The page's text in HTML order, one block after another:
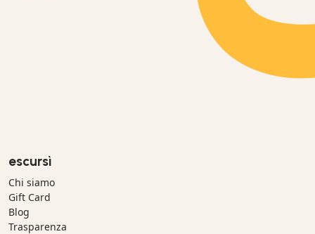
escursì
Chi siamo
Gift Card
Blog
Trasparenza